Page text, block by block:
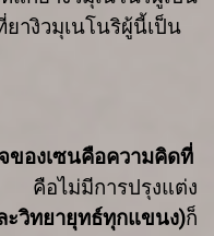
ยางิวมุเนโนริผู้นี้เป็น
ของเซนคือความคิดที่
คือไม่มีการปรุงแต่ง
ะวิทยายุทธ์ทุกแขนง)ก็